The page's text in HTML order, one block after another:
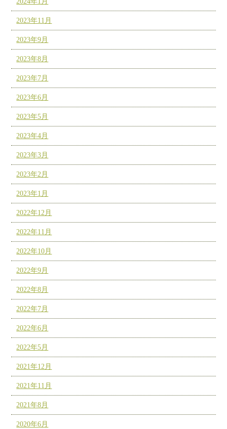
2023年11月
2023年9月
2023年8月
2023年7月
2023年6月
2023年5月
2023年4月
2023年3月
2023年2月
2023年1月
2022年12月
2022年11月
2022年10月
2022年9月
2022年8月
2022年7月
2022年6月
2022年5月
2021年12月
2021年11月
2021年8月
2020年6月